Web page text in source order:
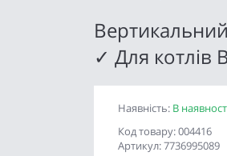
✓ Для котлів
Наявність: В
Код товару: 004416
Артикул: 7736995089